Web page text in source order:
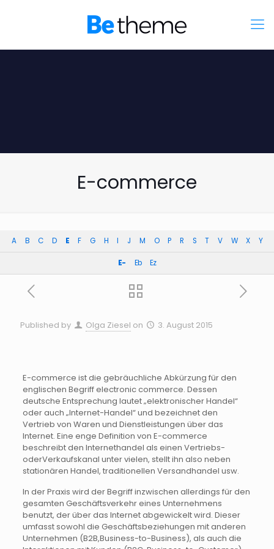
E-commerce
A B C D E F G H I J M O P R S T V W X Y
E- Eb Ez
Published by Olga Ziesel on 3. August 2015
E-commerce ist die gebräuchliche Abkürzung für den
englischen Begriffelectroniccommerce. Dessen
deutsche Entsprechung lautet „elektronischer Handel“
oder auch „Internet-Handel“ und bezeichnet den
Vertrieb von Waren und Dienstleistungen über das
Internet. Eine enge Definition von E-commerce
beschreibt den Internethandel als einen Vertriebs-
oderVerkaufskanal unter vielen, stellt ihn also neben
stationären Handel, traditionellen Versandhandel usw.
In der Praxis wird der Begriff inzwischen allerdings für den
gesamten Geschäftsverkehr eines Unternehmens
benutzt, der über das Internet abgewickelt wird. Dieser
umfasst sowohl die Geschäftsbeziehungen mit anderen
Unternehmen (B2B,Business-to-Business), als auch die